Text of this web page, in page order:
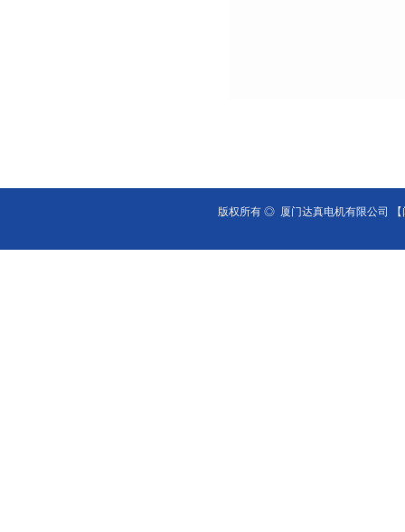
版权所有 ◎ 厦门达真电机有限公司